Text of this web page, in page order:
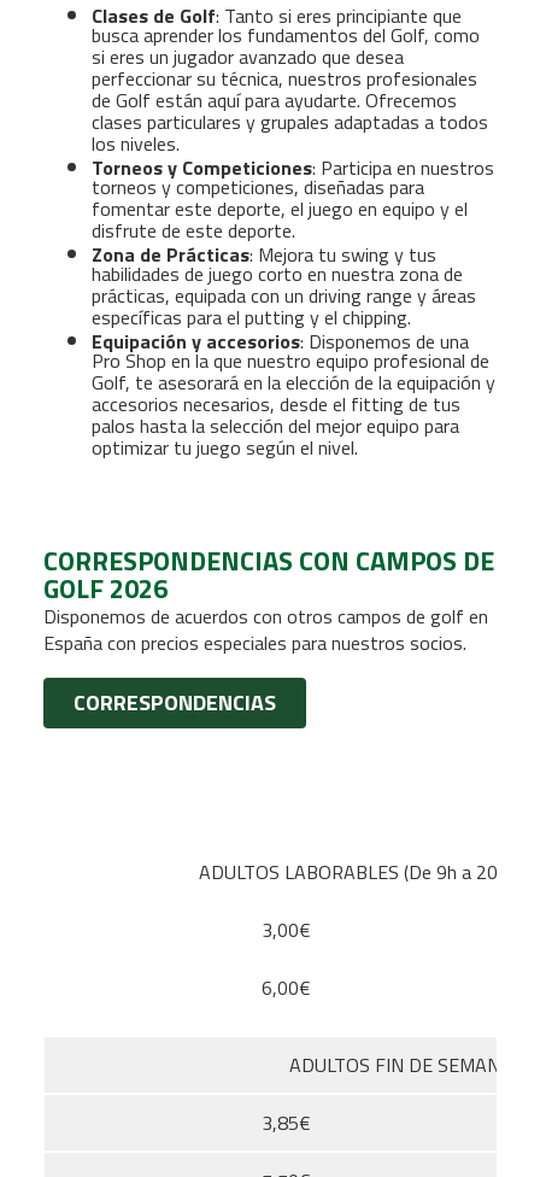
Clases de Golf: Tanto si eres principiante que
busca aprender los fundamentos del Golf, como
si eres un jugador avanzado que desea
perfeccionar su técnica, nuestros profesionales
de Golf están aquí para ayudarte. Ofrecemos
clases particulares y grupales adaptadas a todos
los niveles.
Torneos y Competiciones: Participa en nuestros
torneos y competiciones, diseñadas para
fomentar este deporte, el juego en equipo y el
disfrute de este deporte.
Zona de Prácticas: Mejora tu swing y tus
habilidades de juego corto en nuestra zona de
prácticas, equipada con un driving range y áreas
específicas para el putting y el chipping.
Equipación y accesorios: Disponemos de una
Pro Shop en la que nuestro equipo profesional de
Golf, te asesorará en la elección de la equipación y
accesorios necesarios, desde el fitting de tus
palos hasta la selección del mejor equipo para
optimizar tu juego según el nivel.
CORRESPONDENCIAS CON CAMPOS DE
GOLF 2026
Disponemos de acuerdos con otros campos de golf en
España con precios especiales para nuestros socios.
CORRESPONDENCIAS
ADULTOS LABORABLES (De 9h a 20h)
3,00€
6,00€
ADULTOS FIN DE SEMANA
3,85€